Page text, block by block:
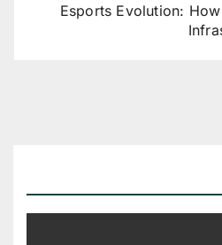
Esports Evolution: